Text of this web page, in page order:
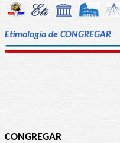
Etimología de CONGREGAR
CONGREGAR